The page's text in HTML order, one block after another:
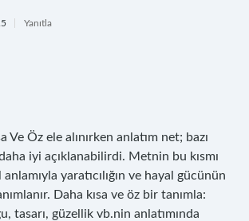
Yanıtla
Ve Öz ele alınırken anlatım net; bazı
iyi açıklanabilirdi. Metnin bu kısmı
yaratıcılığın ve hayal gücünün
Daha kısa ve öz bir tanımla:
tasarı, güzellik vb.nin anlatımında